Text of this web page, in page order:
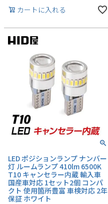
カートに入れる
LED ポジションランプ ナンバー
灯 ルームランプ 410lm 6500K
T10 キャンセラー内蔵 輸入車
国産車対応 1セット2個 コンパ
クト 使用箇所豊富 車検対応 2年
保証 ホワイト